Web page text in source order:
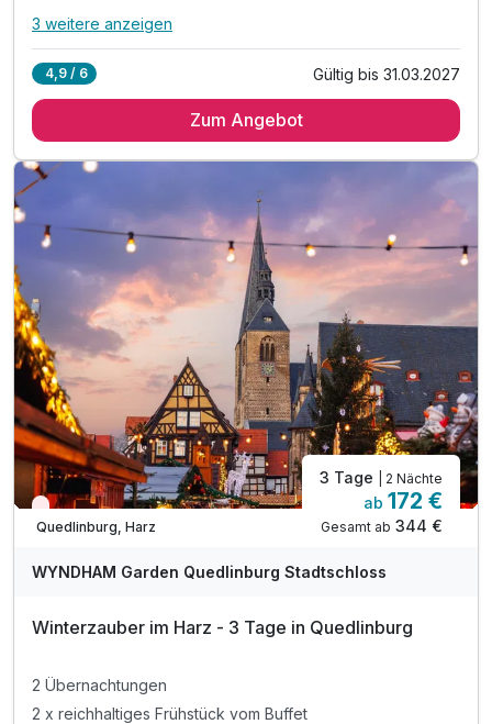
Alle Inklusivleistungen
2 x reichhaltiges Frühstück vom Buffet
1 x Welcome Drink zur Einstimmung auf den Urlaub
1 x Stadtplan zur Mitnahme an der Rezeption
inkl. Nutzung der Sauna und des Ruhebereiches
inkl. W-Lan-Nutzung
3 weitere anzeigen
4,9 / 6 Gültig bis 31.03.2027
Zum Angebot
Wieder frei ab November
Quedlinburg, Harz
3 Tage | 2 Nächte
ab 172 €
Gesamt ab 344 €
WYNDHAM Garden Quedlinburg Stadtschloss
Winterzauber im Harz - 3 Tage in Quedlinburg
2 Übernachtungen
2 x reichhaltiges Frühstück vom Buffet